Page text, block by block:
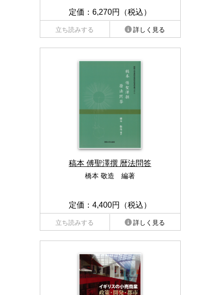
定価：6,270円（税込）
立ち読みする 詳しく見る
稿本 傅聖澤撰 暦法問答
橋本 敬造 編著
定価：4,400円（税込）
立ち読みする 詳しく見る